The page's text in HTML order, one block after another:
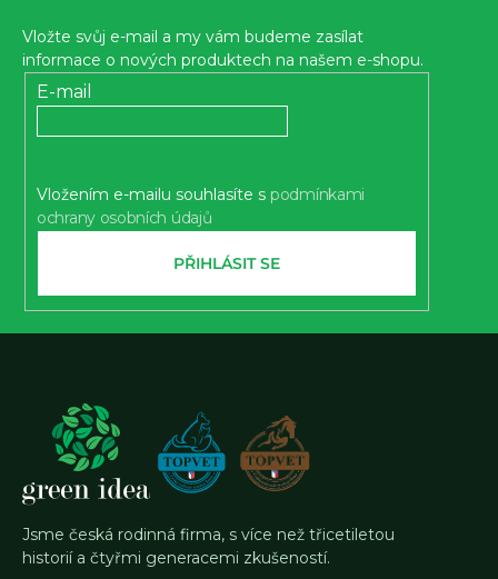
Vložte svůj e-mail a my vám budeme zasílat
informace o nových produktech na našem e-shopu.
E-mail
Vložením e-mailu souhlasíte s podmínkami
ochrany osobních údajů
PŘIHLÁSIT SE
Jsme česká rodinná firma, s více než třicetiletou
historií a čtyřmi generacemi zkušeností.